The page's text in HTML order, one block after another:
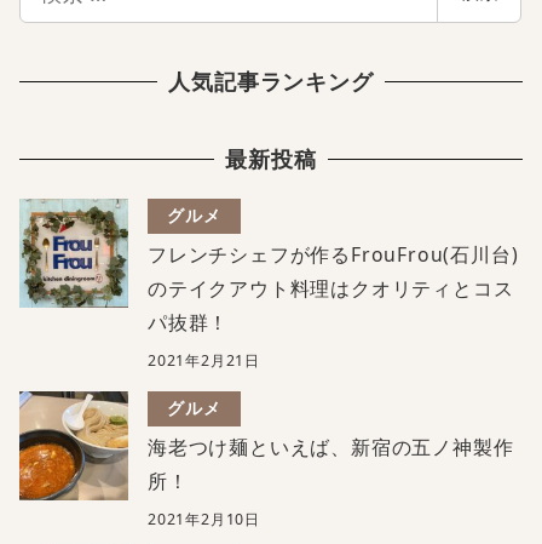
索
人気記事ランキング
最新投稿
グルメ
フレンチシェフが作るFrouFrou(石川台)
のテイクアウト料理はクオリティとコス
パ抜群！
2021年2月21日
グルメ
海老つけ麺といえば、新宿の五ノ神製作
所！
2021年2月10日